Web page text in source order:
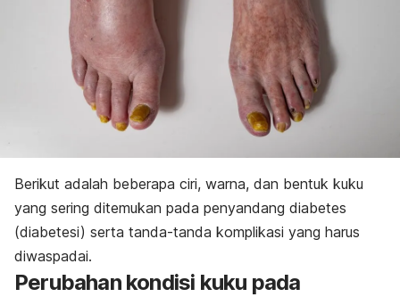
Berikut adalah beberapa ciri, warna, dan bentuk kuku
yang sering ditemukan pada penyandang diabetes
(diabetesi) serta tanda-tanda komplikasi yang harus
diwaspadai.
Perubahan kondisi kuku pada